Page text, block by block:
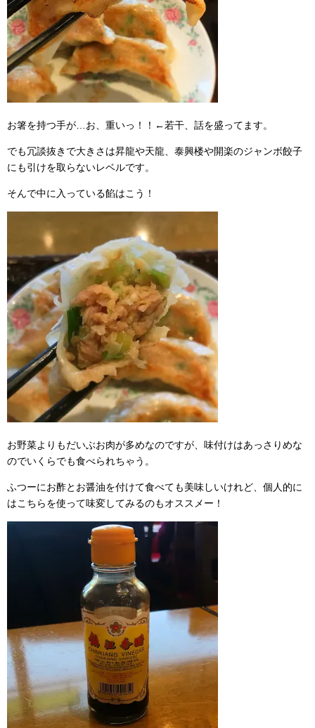
お箸を持つ手が…お、重いっ！！←若干、話を盛ってます。
でも冗談抜きで大きさは昇龍や天龍、泰興楼や開楽のジャンボ餃子
にも引けを取らないレベルです。
そんで中に入っている餡はこう！
お野菜よりもだいぶお肉が多めなのですが、味付けはあっさりめな
のでいくらでも食べられちゃう。
ふつーにお酢とお醤油を付けて食べても美味しいけれど、個人的に
はこちらを使って味変してみるのもオススメー！